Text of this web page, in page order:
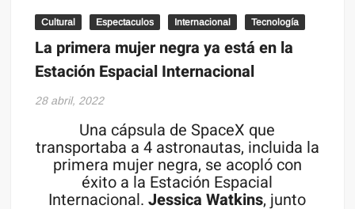
Cultural Espectaculos Internacional Tecnología
La primera mujer negra ya está en la
Estación Espacial Internacional
28 abril, 2022
Una cápsula de SpaceX que
transportaba a 4 astronautas, incluida la
primera mujer negra, se acopló con
éxito a la Estación Espacial
Internacional.Jessica Watkins, junto